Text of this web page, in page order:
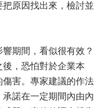
原因找出來，檢討並
期間，看似很有效？
，恐怕對於企業本
害。專家建議的作法
諾在一定期間內由內